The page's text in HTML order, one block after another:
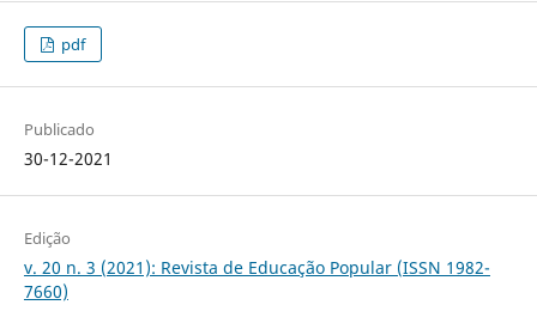
pdf
Publicado
30-12-2021
Edição
v. 20 n. 3 (2021): Revista de Educação Popular (ISSN 1982-
7660)